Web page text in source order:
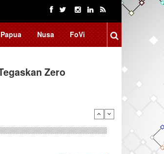
Papua Nusa FoVi
Akademik